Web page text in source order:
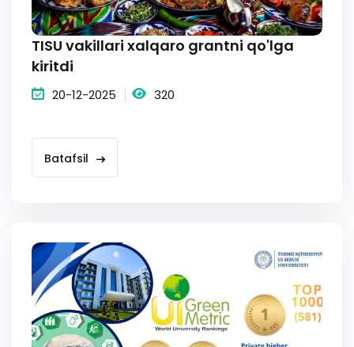
TISU vakillari xalqaro grantni qo'lga
kiritdi
20-12-2025 320
Batafsil